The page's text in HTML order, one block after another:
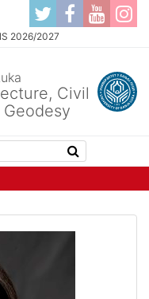
2026/2027
Civil